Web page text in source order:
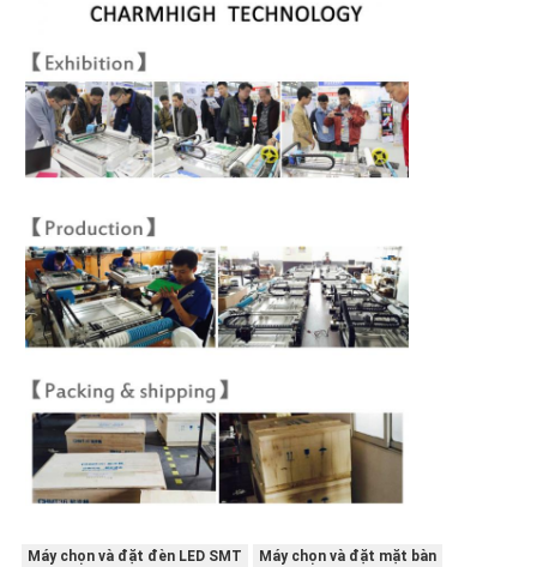
Máy chọn và đặt đèn LED SMT
Máy chọn và đặt mặt bàn